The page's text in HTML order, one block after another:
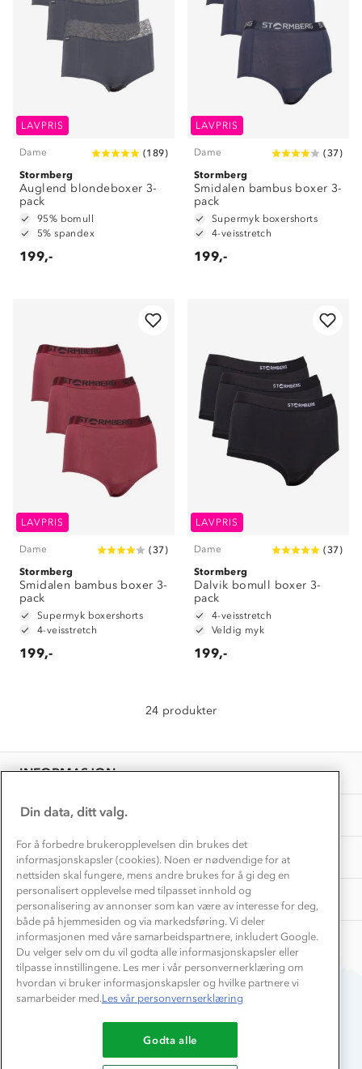
LAVPRIS
Dame (189)
Stormberg
Auglend blondeboxer 3-
pack
95% bomull
5% spandex
199,-
LAVPRIS
Dame (37)
Stormberg
Smidalen bambus boxer 3-
pack
Supermyk boxershorts
4-veisstretch
199,-
LAVPRIS
Dame (37)
Stormberg
Smidalen bambus boxer 3-
pack
Supermyk boxershorts
4-veisstretch
199,-
LAVPRIS
Dame (37)
Stormberg
Dalvik bomull boxer 3-
pack
4-veisstretch
Veldig myk
199,-
24 produkter
INFORMASJON
Kontakt oss
Konkurransevinnere
Kundeklubb
Presse
OM OSS
Om Stormberg
Etisk handel
Dyreetikk
1% til samfunnet
Samarbeide med oss?
TIPS OG RÅD
Trelagsprinsippet barn
Alt du trenger til Norgesferien
Dette trenger du til barnehagen
Gravidklær
Store størrelser
Turmat oppskrifter
Beredskap
AKTIVITETER
Få turinspirasjon og tips her⛰
Overnatte utendørs⛺
Leirskole 🥾
Barnehageansatt
Tips til hyttetur
Du betaler enkelt med
Din data, ditt valg.
For å forbedre brukeropplevelsen din brukes det
informasjonskapsler (cookies). Noen er nødvendige for at
nettsiden skal fungere, mens andre brukes for å gi deg en
personalisert opplevelse med tilpasset innhold og
personalisering av annonser som kan være av interesse for deg,
både på hjemmesiden og via markedsføring. Vi deler
informasjonen med våre samarbeidspartnere, inkludert Google.
Du velger selv om du vil godta alle informasjonskapsler eller
tilpasse innstillingene. Les mer i vår personvernerklæring om
hvordan vi bruker informasjonskapsler og hvilke partnere vi
samarbeider med.Les vår personvernserklæring
Godta alle